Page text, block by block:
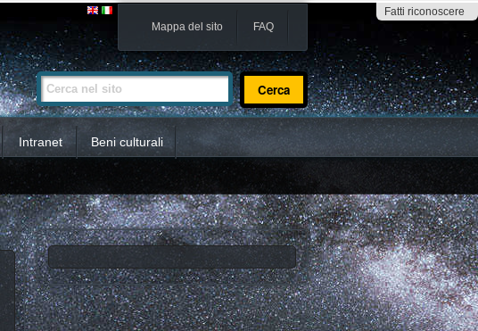
Fatti riconoscere
Mappa del sito FAQ
Cerca nel sito
Ricerca
avanzata…
Intranet Beni culturali